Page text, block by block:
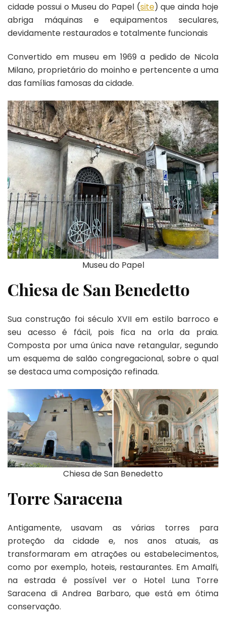
cidade possui o Museu do Papel (site) que ainda hoje
abriga máquinas e equipamentos seculares,
devidamente restaurados e totalmente funcionais
Convertido em museu em 1969 a pedido de Nicola
Milano, proprietário do moinho e pertencente a uma
das famílias famosas da cidade.
Museu do Papel
Chiesa de San Benedetto
Sua construção foi século XVII em estilo barroco e
seu acesso é fácil, pois fica na orla da praia.
Composta por uma única nave retangular, segundo
um esquema de salão congregacional, sobre o qual
se destaca uma composição refinada.
Chiesa de San Benedetto
Torre Saracena
Antigamente, usavam as várias torres para
proteção da cidade e, nos anos atuais, as
transformaram em atrações ou estabelecimentos,
como por exemplo, hoteis, restaurantes. Em Amalfi,
na estrada é possível ver o Hotel Luna Torre
Saracena di Andrea Barbaro, que está em ótima
conservação.